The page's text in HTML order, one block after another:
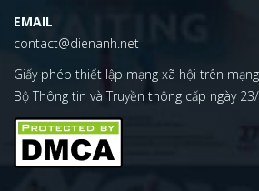
EMAIL
contact@dienanh.net
Giấy phép thiết lập mạng xã hội trên
Bộ Thông tin và Truyền thông cấp ngày